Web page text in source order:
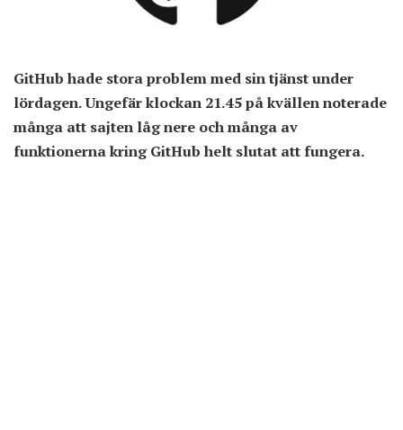
GitHub hade stora problem med sin tjänst under
lördagen. Ungefär klockan 21.45 på kvällen noterade
många att sajten låg nere och många av
funktionerna kring GitHub helt slutat att fungera.